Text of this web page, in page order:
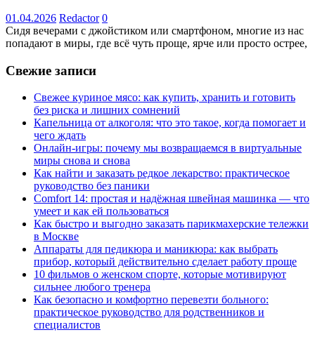
01.04.2026 Redactor 0
Сидя вечерами с джойстиком или смартфоном, многие из нас
попадают в миры, где всё чуть проще, ярче или просто острее,
Свежие записи
Свежее куриное мясо: как купить, хранить и готовить
без риска и лишних сомнений
Капельница от алкоголя: что это такое, когда помогает и
чего ждать
Онлайн-игры: почему мы возвращаемся в виртуальные
миры снова и снова
Как найти и заказать редкое лекарство: практическое
руководство без паники
Comfort 14: простая и надёжная швейная машинка — что
умеет и как ей пользоваться
Как быстро и выгодно заказать парикмахерские тележки
в Москве
Аппараты для педикюра и маникюра: как выбрать
прибор, который действительно сделает работу проще
10 фильмов о женском спорте, которые мотивируют
сильнее любого тренера
Как безопасно и комфортно перевезти больного:
практическое руководство для родственников и
специалистов